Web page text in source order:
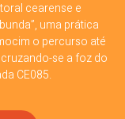
cearense e
uma prática
o percurso até
se a foz do
CE085.